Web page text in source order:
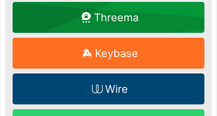
Threema
Keybase
Wire